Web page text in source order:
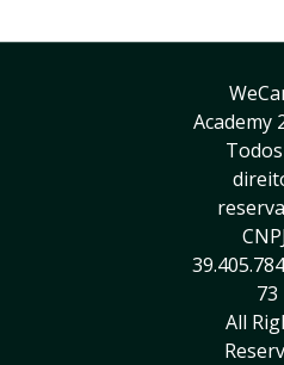
Academy
73
All